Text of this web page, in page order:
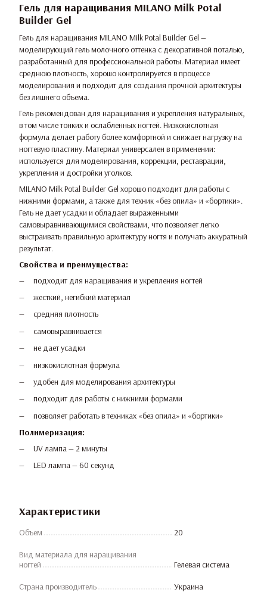
Гель для наращивания MILANO Milk Potal
Builder Gel
Гель для наращивания MILANO Milk Potal Builder Gel —
моделирующий гель молочного оттенка с декоративной поталью,
разработанный для профессиональной работы. Материал имеет
среднюю плотность, хорошо контролируется в процессе
моделирования и подходит для создания прочной архитектуры
без лишнего объема.
Гель рекомендован для наращивания и укрепления натуральных,
в том числе тонких и ослабленных ногтей. Низкокислотная
формула делает работу более комфортной и снижает нагрузку на
ногтевую пластину. Материал универсален в применении:
используется для моделирования, коррекции, реставрации,
укрепления и достройки уголков.
MILANO Milk Potal Builder Gel хорошо подходит для работы с
нижними формами, а также для техник «без опила» и «бортики».
Гель не дает усадки и обладает выраженными
самовыравнивающимися свойствами, что позволяет легко
выстраивать правильную архитектуру ногтя и получать аккуратный
результат.
Свойства и преимущества:
подходит для наращивания и укрепления ногтей
жесткий, негибкий материал
средняя плотность
самовыравнивается
не дает усадки
низкокислотная формула
удобен для моделирования архитектуры
подходит для работы с нижними формами
позволяет работать в техниках «без опила» и «бортики»
Полимеризация:
UV лампа — 2 минуты
LED лампа — 60 секунд
Характеристики
Объем 20
Вид материала для наращивания
ногтей
Гелевая система
Страна производитель Украина